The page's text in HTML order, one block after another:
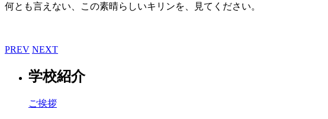
何とも言えない、この素晴らしいキリンを、見てください。
PREV NEXT
学校紹介
ご挨拶